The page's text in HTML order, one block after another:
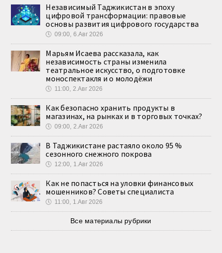
Независимый Таджикистан в эпоху
цифровой трансформации: правовые
основы развития цифрового государства
🕔 09:00, 6.Авг 2026
Марьям Исаева рассказала, как
независимость страны изменила
театральное искусство, о подготовке
моноспектакля и о молодёжи
🕔 11:00, 2.Авг 2026
Как безопасно хранить продукты в
магазинах, на рынках и в торговых точках?
🕔 09:00, 2.Авг 2026
В Таджикистане растаяло около 95 %
сезонного снежного покрова
🕔 12:00, 1.Авг 2026
Как не попасться на уловки финансовых
мошенников? Советы специалиста
🕔 11:00, 1.Авг 2026
Все материалы рубрики